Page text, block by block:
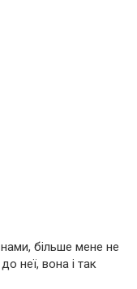
більше мене не
неї, вона і так